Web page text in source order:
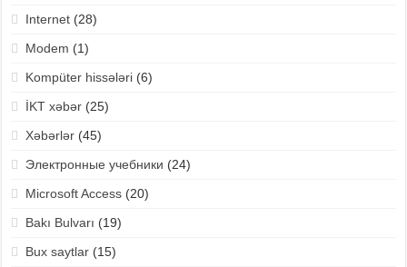
Internet(28)
Modem (1)
Kompüter hissələri(6)
İKT xəbər(25)
Xəbərlər(45)
Электронные учебники (24)
Microsoft Access(20)
Bakı Bulvarı (19)
Bux saytlar(15)